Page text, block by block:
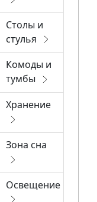
Столы и
стулья
Комоды и
тумбы
Хранение
Зона сна
Освещение